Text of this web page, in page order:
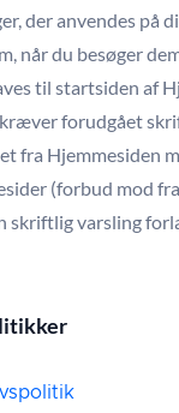
der anvendes på
når du besøger
til startsiden af
forudgået
fra Hjemmesiden
(forbud mod
skriftlig varsling